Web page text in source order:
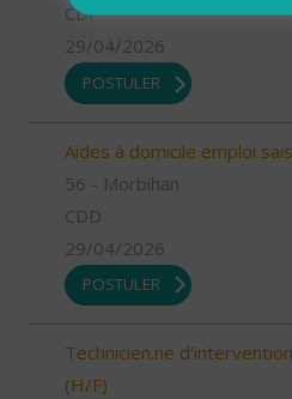
CDI
29/04/2026
POSTULER
Aides à domicile emploi
56 - Morbihan
CDD
29/04/2026
POSTULER
Technicien.ne
(H/F)